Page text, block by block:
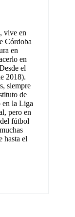
vive en
Córdoba
en
en
el
2018).
siempre
de
en la Liga
pero en
fútbol
hasta el